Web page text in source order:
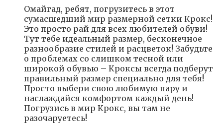
Омайгад, ребят, погрузитесь в этот
сумасшедший мир размерной сетки Крокс!
Это просто рай для всех любителей обуви!
Тут тебе идеальный размер, бесконечное
разнообразие стилей и расцветок! Забудьте
о проблемах со слишком тесной или
широкой обувью – Кроксы всегда подберут
правильный размер специально для тебя!
Просто выбери свою любимую пару и
наслаждайся комфортом каждый день!
Погрузись в мир Крокс, вы там не
разочаруетесь!